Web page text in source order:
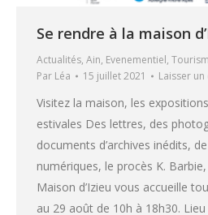
Se rendre à la maison
Actualités, Ain, Evenementiel,
Par Léa 15 juillet 2021 Laisser
Visitez la maison, les
estivales Des lettres, des
documents d’archives inédits,
numériques, le procès K.
Maison d’Izieu vous accueille
au 29 août de 10h à 18h30.